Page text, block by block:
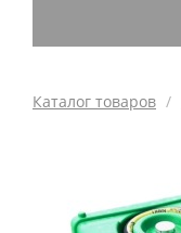
Каталог товаров /